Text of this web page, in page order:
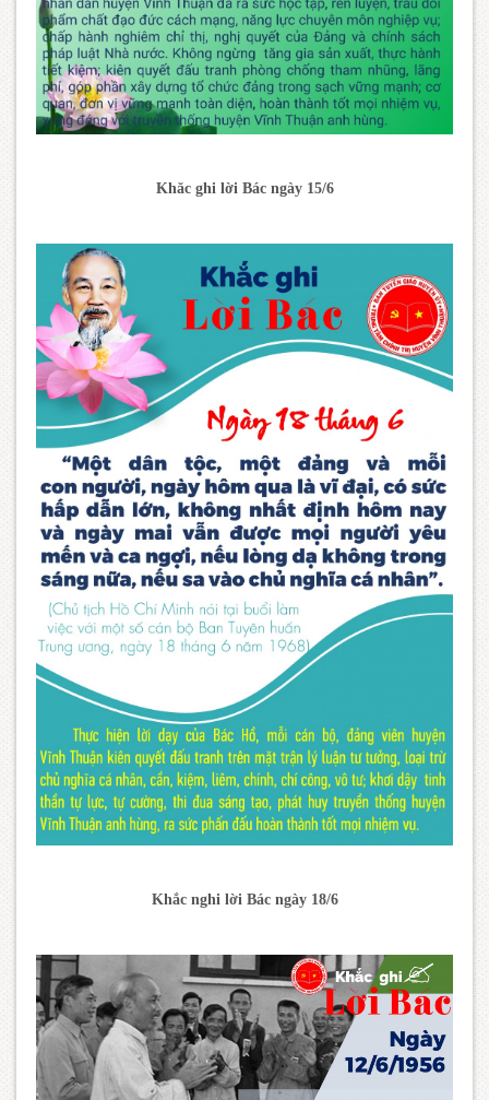
Khăc ghi lời Bác ngày 15/6
Khắc nghi lời Bác ngày 18/6